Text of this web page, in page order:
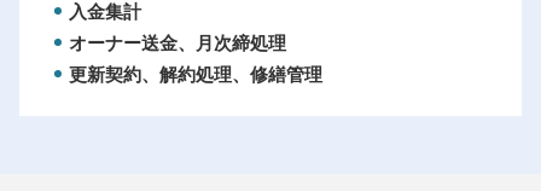
入金集計
オーナー送金、月次締処理
更新契約、解約処理、修繕管理